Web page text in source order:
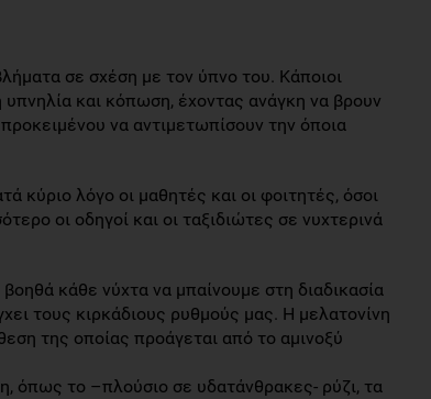
σε σχέση με τον ύπνο του. Κάποιοι
και κόπωση, έχοντας ανάγκη να βρουν
να αντιμετωπίσουν την όποια
κύριο λόγο οι μαθητές και οι φοιτητές, όσοι
οι οδηγοί και οι ταξιδιώτες σε νυχτερινά
κάθε νύχτα να μπαίνουμε στη διαδικασία
τους κιρκάδιους ρυθμούς μας. Η μελατονίνη
της οποίας προάγεται από το αμινοξύ
όπως το –πλούσιο σε υδατάνθρακες- ρύζι, τα